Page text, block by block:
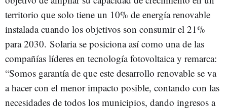
territorio que solo tiene un 10% de energía renovable
instalada cuando los objetivos son consumir el 21%
para 2030. Solaria se posiciona así como una de las
compañías líderes en tecnología fotovoltaica y remarca:
“Somos garantía de que este desarrollo renovable se va
a hacer con el menor impacto posible, contando con las
necesidades de todos los municipios, dando ingresos a